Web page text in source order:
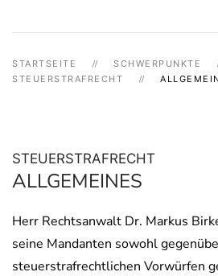
STARTSEITE
SCHWERPUNKTE
STEUERSTRAFRECHT
STEUERSTRAFRECHT
ALLGEMEINES
Herr Rechtsanwalt Dr. Markus
seine Mandanten sowohl
steuerstrafrechtlichen Vorwürfen